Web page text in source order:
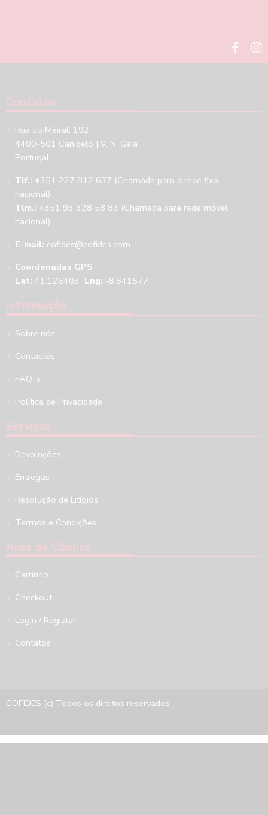
Contatos
Rua do Meiral, 192
4400-501 Canidelo | V. N. Gaia
Portugal
Tlf.: +351 227 812 637 (Chamada para a rede fixa
nacional)
Tlm.: +351 93 328 58 83 (Chamada para rede móvel
nacional)
E-mail: cofides@cofides.com
Coordenadas GPS
Lat: 41.126403 Lng: -8.641577
Informação
Sobre nós
Contactos
FAQ´s
Política de Privacidade
Serviços
Devoluções
Entregas
Resolução de Litígios
Termos e Condições
Área de Cliente
Carrinho
Checkout
Login / Registar
Contatos
COFIDES (c) Todos os direitos reservados